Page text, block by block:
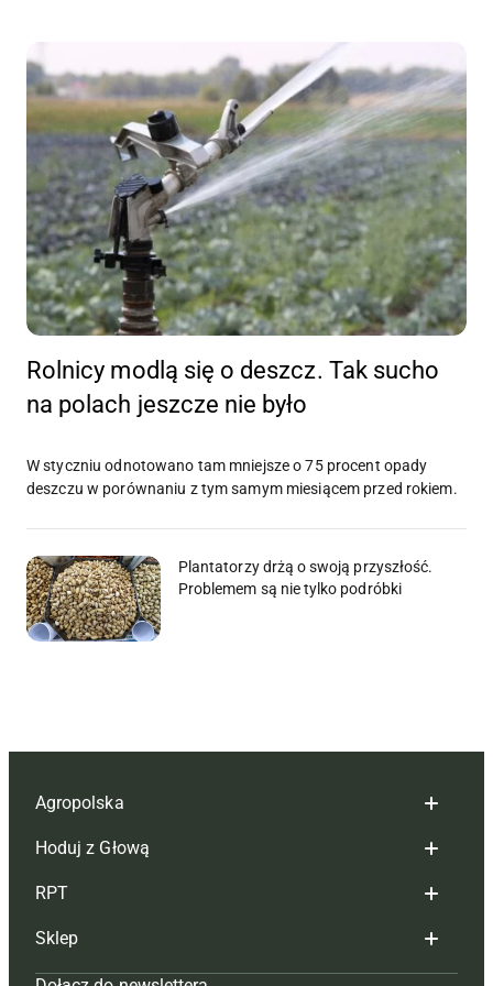
Rolnicy modlą się o deszcz. Tak sucho
na polach jeszcze nie było
W styczniu odnotowano tam mniejsze o 75 procent opady
deszczu w porównaniu z tym samym miesiącem przed rokiem.
Plantatorzy drżą o swoją przyszłość.
Problemem są nie tylko podróbki
Agropolska
Redakcja
Reklama
Tagi
Hoduj z Głową
Hoduj z głową bydło
Hoduj z głową świnie
RPT
Redakcja
Sklep